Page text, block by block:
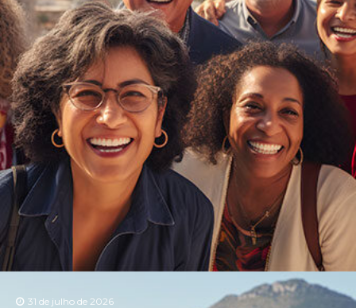
31 de julho de 2026